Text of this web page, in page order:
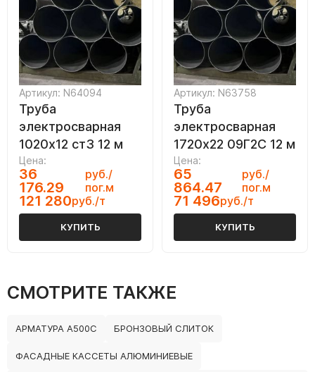
Артикул: N64094
Труба
электросварная
1020х12 ст3 12 м
Цена:
36
176.29
руб./
пог.м
121 280руб./т
КУПИТЬ
Артикул: N63758
Труба
электросварная
1720х22 09Г2С 12 м
Цена:
65
864.47
руб./
пог.м
71 496руб./т
КУПИТЬ
СМОТРИТЕ ТАКЖЕ
АРМАТУРА А500С БРОНЗОВЫЙ СЛИТОК
ФАСАДНЫЕ КАССЕТЫ АЛЮМИНИЕВЫЕ